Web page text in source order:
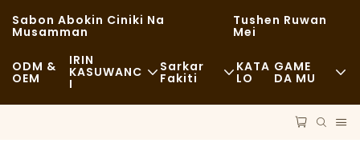
Sabon Abokin Ciniki Na
Musamman
Tushen Ruwan
Mei
ODM &
OEM
IRIN
KASUWANC
I
Abincin Sauri
Sarkar
Fakiti
KATA
LO
GAME
DA MU